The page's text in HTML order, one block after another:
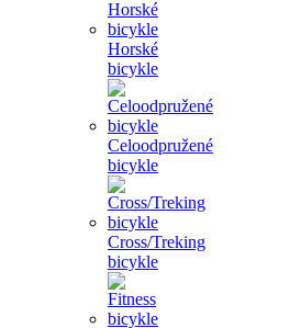
Horské
bicykle
Celoodpružené
bicykle
Cross/Treking
bicykle